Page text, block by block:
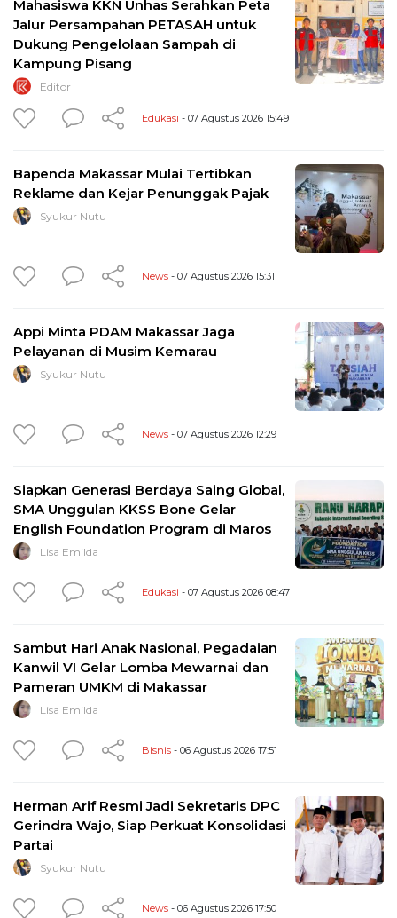
Mahasiswa KKN Unhas Serahkan Peta
Jalur Persampahan PETASAH untuk
Dukung Pengelolaan Sampah di
Kampung Pisang
Editor
Edukasi - 07 Agustus 2026 15:49
Bapenda Makassar Mulai Tertibkan
Reklame dan Kejar Penunggak Pajak
Syukur Nutu
News - 07 Agustus 2026 15:31
Appi Minta PDAM Makassar Jaga
Pelayanan di Musim Kemarau
Syukur Nutu
News - 07 Agustus 2026 12:29
Siapkan Generasi Berdaya Saing Global,
SMA Unggulan KKSS Bone Gelar
English Foundation Program di Maros
Lisa Emilda
Edukasi - 07 Agustus 2026 08:47
Sambut Hari Anak Nasional, Pegadaian
Kanwil VI Gelar Lomba Mewarnai dan
Pameran UMKM di Makassar
Lisa Emilda
Bisnis - 06 Agustus 2026 17:51
Herman Arif Resmi Jadi Sekretaris DPC
Gerindra Wajo, Siap Perkuat Konsolidasi
Partai
Syukur Nutu
News - 06 Agustus 2026 17:50